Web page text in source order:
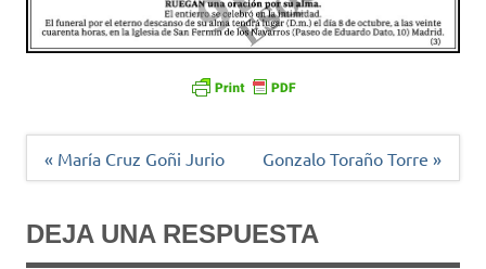
Navegación
« María Cruz Goñi Jurio Gonzalo Toraño Torre »
DEJA UNA RESPUESTA